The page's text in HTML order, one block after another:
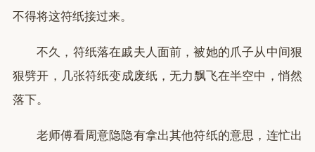
不得将这符纸接过来。
不久，符纸落在戚夫人面前，被她的爪子从中间狠
狠劈开，几张符纸变成废纸，无力飘飞在半空中，悄然
落下。
老师傅看周意隐隐有拿出其他符纸的意思，连忙出